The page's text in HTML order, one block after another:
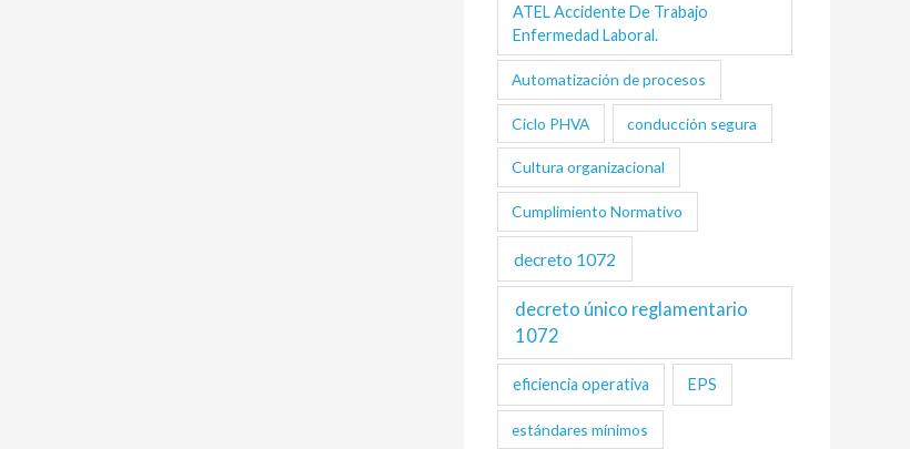
ATEL Accidente De Trabajo
Enfermedad Laboral.
Automatización de procesos
Ciclo PHVA conducción segura
Cultura organizacional
Cumplimiento Normativo
decreto 1072
decreto único reglamentario
1072
eficiencia operativa EPS
estándares mínimos